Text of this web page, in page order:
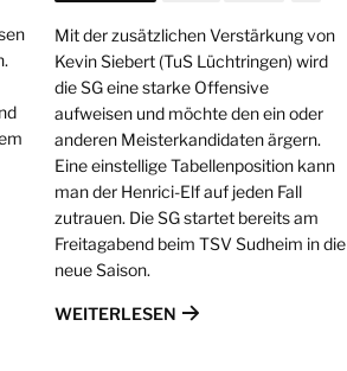
Mit der zusätzlichen Verstärkung von
Kevin Siebert (TuS Lüchtringen) wird
die SG eine starke Offensive
aufweisen und möchte den ein oder
anderen Meisterkandidaten ärgern.
Eine einstellige Tabellenposition kann
man der Henrici-Elf auf jeden Fall
zutrauen. Die SG startet bereits am
Freitagabend beim TSV Sudheim in die
neue Saison.
WEITERLESEN